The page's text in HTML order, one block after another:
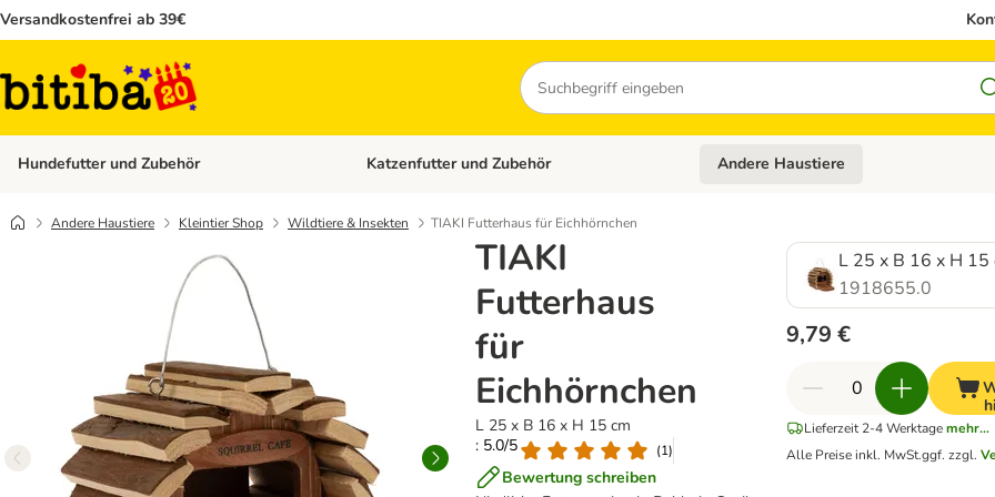
Versandkostenfrei ab 39€
Suchen
Hundefutter und Zubehör Kategorie-Menü öffnen: Hundefutter und Zubehör
Katzenfutter und Zubehör Kategorie-Menü öffnen: Katzenfutter und
Andere Haustiere
Andere Haustiere Kleintier Shop Wildtiere & Insekten TIAKI Futterhaus für Eichhörnchen
TIAKI
Futterhaus
für
Eichhörnchen
L 25 x B 16 x H 15 cm
: 5.0/5
(1)
Bewertung schreiben
L 25 x B 16 x H 15
1918655.0
9,79 €
Lieferzeit 2-4 Werktage mehr...
Alle Preise inkl. MwSt.ggf. zzgl.